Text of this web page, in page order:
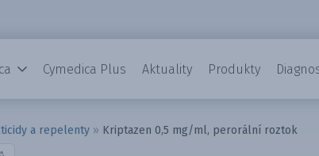
Cymedica Plus Aktuality Produkty
a repelenty » Kriptazen 0,5 mg/ml, perorální roztok